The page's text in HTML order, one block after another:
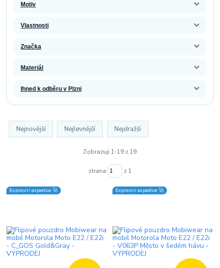
Motiv
Vlastnosti
Značka
Materiál
Ihned k odběru v Plzni
Nejnovější Nejlevnější Nejdražší
Zobrazuji 1-19 z 19
strana z 1
Expresní expedice 🚀 Expresní expedice 🚀